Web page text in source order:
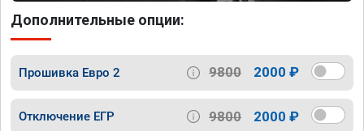
Дополнительные опции:
Прошивка Евро 2 9800 2000 ₽
Отключение ЕГР 9800 2000 ₽